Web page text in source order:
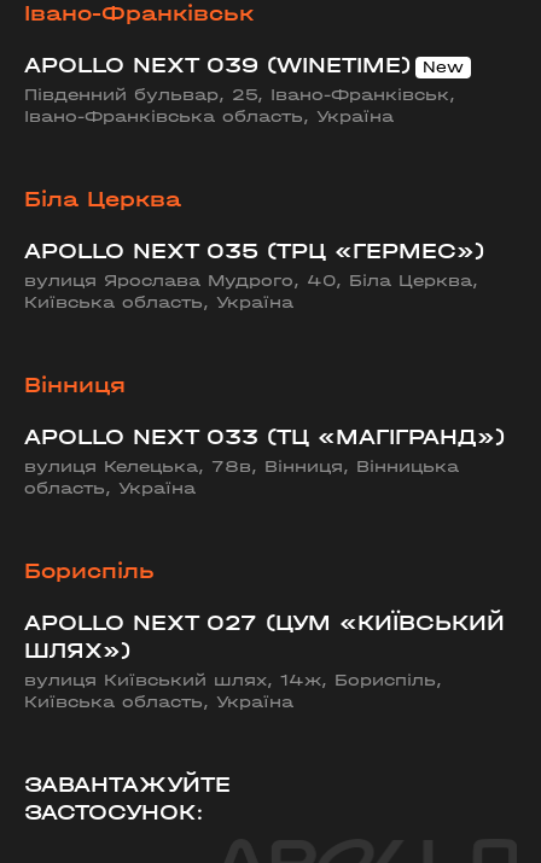
Івано-Франківськ
APOLLO NEXT 039 (WINETIME)
Південний бульвар, 25, Івано-Франківськ,
Івано-Франківська область, Україна
Біла Церква
APOLLO NEXT 035 (ТРЦ «ГЕРМЕС»)
вулиця Ярослава Мудрого, 40, Біла Церква,
Київська область, Україна
Вінниця
APOLLO NEXT 033 (ТЦ «МАГІГРАНД»)
вулиця Келецька, 78в, Вінниця, Вінницька
область, Україна
Бориспіль
APOLLO NEXT 027 (ЦУМ «КИЇВСЬКИЙ
ШЛЯХ»)
вулиця Київський шлях, 14ж, Бориспіль,
Київська область, Україна
ЗАВАНТАЖУЙТЕ
ЗАСТОСУНОК: